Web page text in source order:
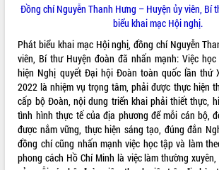
và tặng quà người dân xã Cư Pui
Hội nghị UBND tỉnh Đắk Lắk thường kỳ
tháng 7/2026
Lễ truy tặng danh hiệu “Bà Mẹ Việt
Nam Anh hùng” và trao Huân chương
Lao động
UBND tỉnh Đắk Lắk triển khai nhiệm
vụ 6 tháng cuối năm 2026
Kỳ họp thứ Hai, Hội đồng nhân dân
tỉnh khóa XI quyết nghị nhiều nội dung
quan trọng
ALBUM ẢNH
Đồng chí Nguyễn Thanh Hưng – Huyện ủy viên, Bí
biểu khai mạc Hội nghị.
Phát biểu khai mạc Hội nghị, đồng chí Nguyễn
viên, Bí thư Huyện đoàn đã nhấn mạnh: Việc
hiện Nghị quyết Đại hội Đoàn toàn quốc lần thứ
2022 là nhiệm vụ trọng tâm, phải được thực hiện
cấp bộ Đoàn, nội dung triển khai phải thiết thực,
tình hình thực tế của địa phương để mỗi cán bộ,
được nắm vững, thực hiện sáng tạo, đúng đắn
đồng chí cũng nhấn mạnh việc học tập và làm
phong cách Hồ Chí Minh là việc làm thường